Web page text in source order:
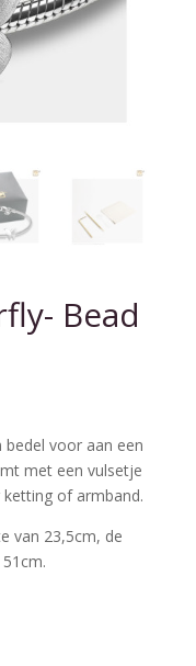
Bead
bedel voor aan een
met een vulsetje
of armband.
van 23,5cm, de